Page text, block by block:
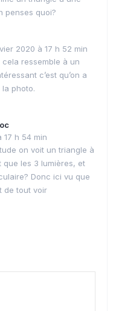
penses quoi?
2020 à 17 h 52 min
ressemble à un
c’est qu’on a
photo.
17 h 54 min
on voit un triangle à
que les 3 lumières, et
Donc ici vu que
de tout voir